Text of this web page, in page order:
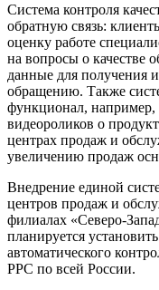
Система контроля
обратную связь:
оценку работе
на вопросы о качестве
данные для получения
обращению. Также
функционал, например,
видеороликов о
центрах продаж и
увеличению продаж
Внедрение единой
центров продаж и
филиалах «Северо-
планируется
автоматического
РРС по всей России.